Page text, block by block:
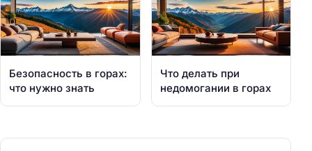
Безопасность в горах:
что нужно знать
Что делать при
недомогании в горах